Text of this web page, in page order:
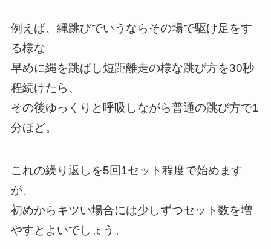
例えば、縄跳びでいうならその場で駆け足をす
る様な
早めに縄を跳ばし短距離走の様な跳び方を30秒
程続けたら、
その後ゆっくりと呼吸しながら普通の跳び方で1
分ほど。
これの繰り返しを5回1セット程度で始めます
が、
初めからキツい場合には少しずつセット数を増
やすとよいでしょう。